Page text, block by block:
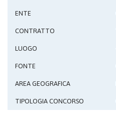
ENTE
CONTRATTO
LUOGO
FONTE
AREA GEOGRAFICA
TIPOLOGIA CONCORSO